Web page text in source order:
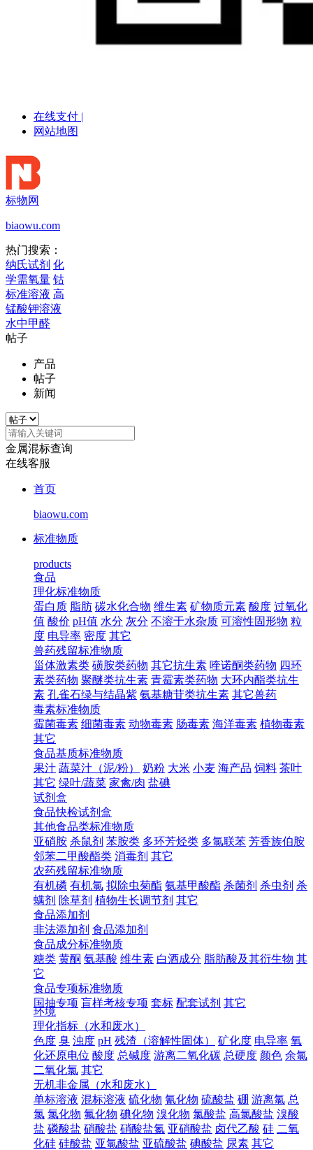
在线支付 |
网站地图
标物网
biaowu.com
热门搜索：
纳氏试剂 化
学需氧量 钴
标准溶液 高
锰酸钾溶液
水中甲醛
帖子
产品
帖子
新闻
金属混标查询
在线客服
首页
biaowu.com
标准物质
products
食品
理化标准物质
蛋白质 脂肪 碳水化合物 维生素 矿物质元素 酸度 过氧化
值 酸价 pH值 水分 灰分 不溶于水杂质 可溶性固形物 粒
度 电导率 密度 其它
兽药残留标准物质
甾体激素类 磺胺类药物 其它抗生素 喹诺酮类药物 四环
素类药物 聚醚类抗生素 青霉素类药物 大环内酯类抗生
素 孔雀石绿与结晶紫 氨基糖苷类抗生素 其它兽药
毒素标准物质
霉菌毒素 细菌毒素 动物毒素 肠毒素 海洋毒素 植物毒素
其它
食品基质标准物质
果汁 蔬菜汁（泥/粉） 奶粉 大米 小麦 海产品 饲料 茶叶
其它 绿叶/蔬菜 家禽/肉 盐碘
试剂盒
食品快检试剂盒
其他食品类标准物质
亚硝胺 杀鼠剂 苯胺类 多环芳烃类 多氯联苯 芳香族伯胺
邻苯二甲酸酯类 消毒剂 其它
农药残留标准物质
有机磷 有机氯 拟除虫菊酯 氨基甲酸酯 杀菌剂 杀虫剂 杀
螨剂 除草剂 植物生长调节剂 其它
食品添加剂
非法添加剂 食品添加剂
食品成分标准物质
糖类 黄酮 氨基酸 维生素 白酒成分 脂肪酸及其衍生物 其
它
食品专项标准物质
国抽专项 盲样考核专项 套标 配套试剂 其它
环境
理化指标（水和废水）
色度 臭 浊度 pH 残渣（溶解性固体） 矿化度 电导率 氧
化还原电位 酸度 总碱度 游离二氧化碳 总硬度 颜色 余氯
二氧化氯 其它
无机非金属（水和废水）
单标溶液 混标溶液 硫化物 氰化物 硫酸盐 硼 游离氯 总
氯 氯化物 氟化物 碘化物 溴化物 氯酸盐 高氯酸盐 溴酸
盐 磷酸盐 硝酸盐 硝酸盐氮 亚硝酸盐 卤代乙酸 硅 二氧
化硅 硅酸盐 亚氯酸盐 亚硫酸盐 碘酸盐 尿素 其它